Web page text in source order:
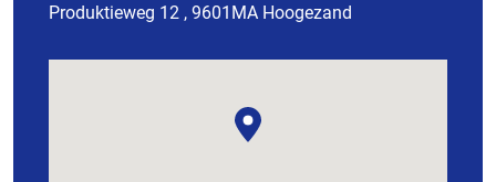
Produktieweg 12 , 9601MA Hoogezand